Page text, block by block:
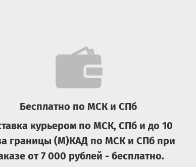
Бесплатно по МСК и СПб
курьером по МСК, СПб и до 10
границы (М)КАД по МСК и СПб при
от 7 000 рублей - бесплатно.